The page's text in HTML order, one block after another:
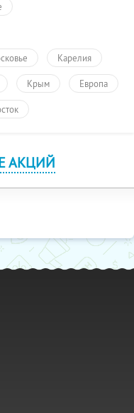
Карелия
Крым Европа
АКЦИЙ